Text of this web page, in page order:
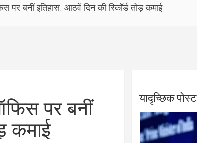
पर बनीं इतिहास, आठवें दिन की रिकॉर्ड तोड़ कमाई
पर बनीं
कमाई
यादृच्छिक पोस्ट